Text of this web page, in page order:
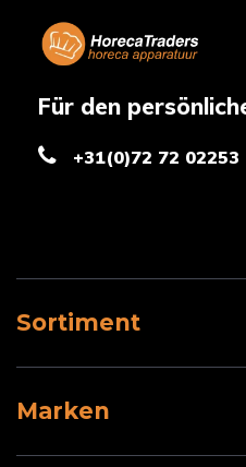
Für den
+31(0)72 72 02253
Sortiment
Marken